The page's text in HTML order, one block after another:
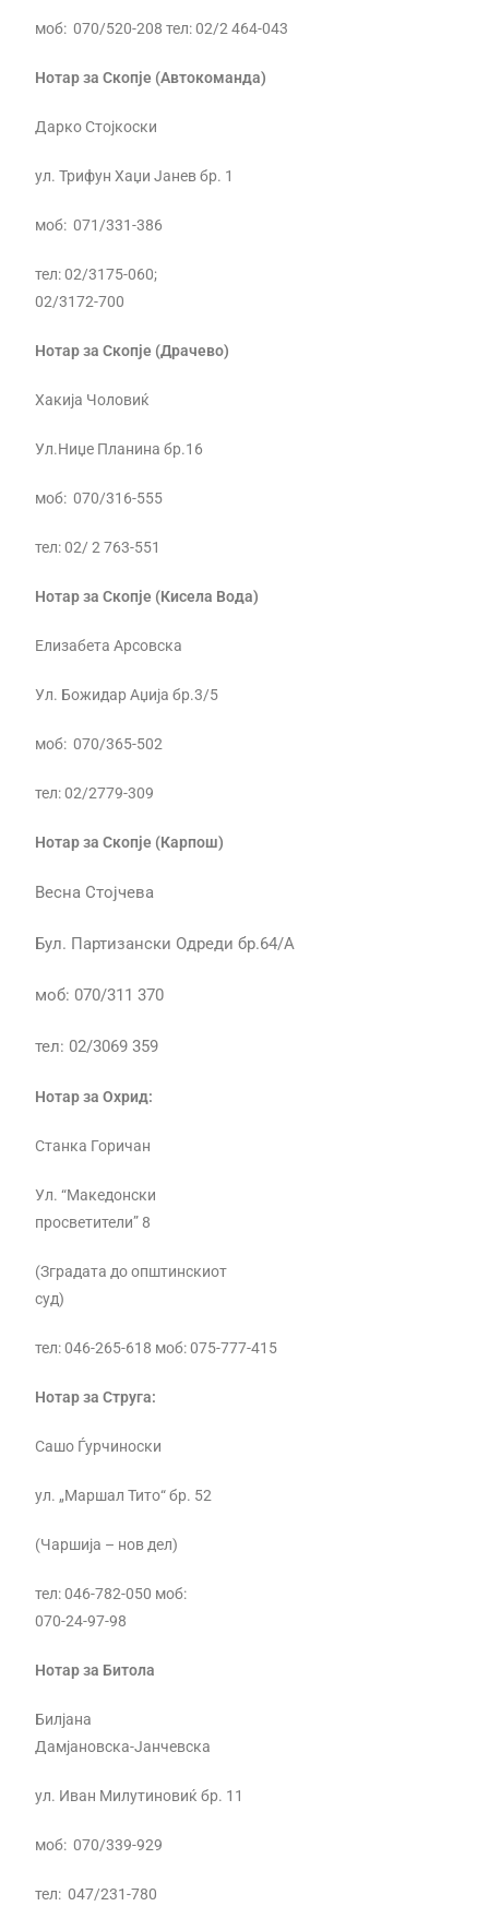
моб: 070/520-208 тел: 02/2 464-043
Нотар за Скопје (Автокоманда)
Дарко Стојкоски
ул. Трифун Хаџи Јанев бр. 1
моб: 071/331-386
тел: 02/3175-060;
02/3172-700
Нотар за Скопје (Драчево)
Хакија Чоловиќ
Ул.Ниџе Планина бр.16
моб: 070/316-555
тел: 02/ 2 763-551
Нотар за Скопје (Кисела Вода)
Елизабета Арсовска
Ул. Божидар Аџија бр.3/5
моб: 070/365-502
тел: 02/2779-309
Нотар за Скопје (Карпош)
Весна Стојчева
Бул. Партизански Одреди бр.64/А
моб: 070/311 370
тел: 02/3069 359
Нотар за Охрид:
Станка Горичан
Ул. “Македонски
просветители” 8
(Зградата до општинскиот
суд)
тел: 046-265-618 моб: 075-777-415
Нотар за Струга:
Сашо Ѓурчиноски
ул. „Маршал Тито“ бр. 52
(Чаршија – нов дел)
тел: 046-782-050 моб:
070-24-97-98
Нотар за Битола
Билјана
Дамјановска-Јанчевска
ул. Иван Милутиновиќ бр. 11
моб: 070/339-929
тел: 047/231-780